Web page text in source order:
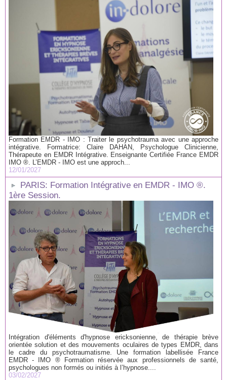
Formation EMDR - IMO : Traiter le psychotrauma avec une approche
intégrative. Formatrice: Claire DAHAN, Psychologue Clinicienne,
Thérapeute en EMDR Intégrative. Enseignante Certifiée France EMDR
IMO ®. L’EMDR - IMO est une approch...
12/01/2027
PARIS: Formation Intégrative en EMDR - IMO ®.
1ère Session.
Intégration d'éléments d'hypnose ericksonienne, de thérapie brève
orientée solution et des mouvements oculaires de types EMDR, dans
le cadre du psychotraumatisme. Une formation labellisée France
EMDR - IMO ® Formation réservée aux professionnels de santé,
psychologues non formés ou initiés à l’hypnose....
03/02/2027